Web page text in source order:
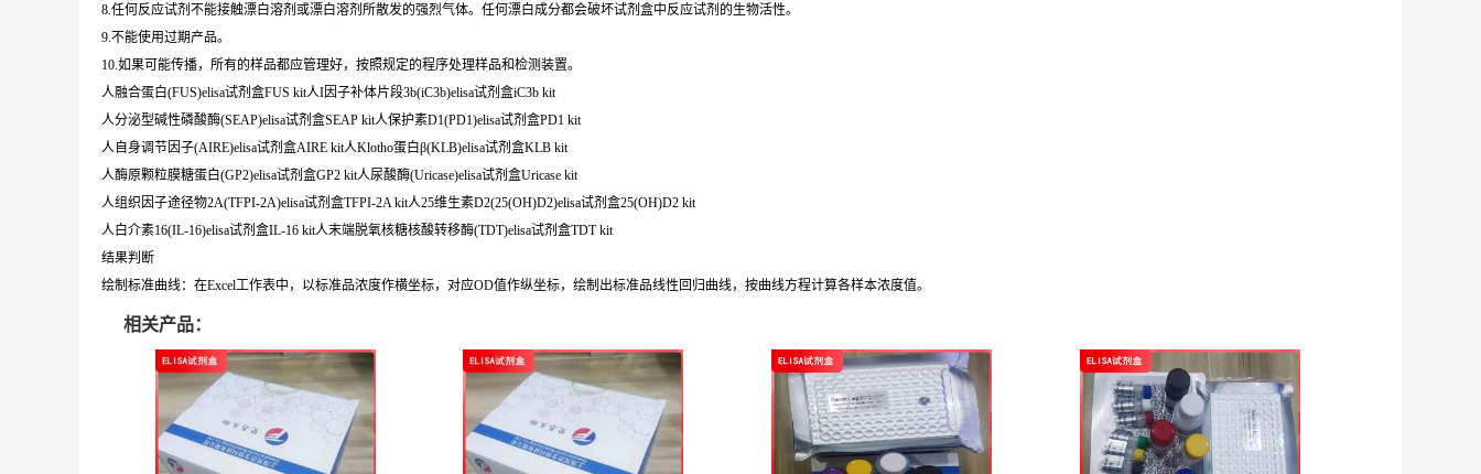
8.任何反应试剂不能接触漂白溶剂或漂白溶剂所散发的强烈气体。任何漂白成分都会破坏试剂盒中反应试剂的生物活性。
9.不能使用过期产品。
10.如果可能传播，所有的样品都应管理好，按照规定的程序处理样品和检测装置。
人融合蛋白(FUS)elisa试剂盒FUS kit人I因子补体片段3b(iC3b)elisa试剂盒iC3b kit
人分泌型碱性磷酸酶(SEAP)elisa试剂盒SEAP kit人保护素D1(PD1)elisa试剂盒PD1 kit
人自身调节因子(AIRE)elisa试剂盒AIRE kit人Klotho蛋白β(KLB)elisa试剂盒KLB kit
人酶原颗粒膜糖蛋白(GP2)elisa试剂盒GP2 kit人尿酸酶(Uricase)elisa试剂盒Uricase kit
人组织因子途径物2A(TFPI-2A)elisa试剂盒TFPI-2A kit人25维生素D2(25(OH)D2)elisa试剂盒25(OH)D2 kit
人白介素16(IL-16)elisa试剂盒IL-16 kit人末端脱氧核糖核酸转移酶(TDT)elisa试剂盒TDT kit
结果判断
绘制标准曲线：在Excel工作表中，以标准品浓度作横坐标，对应OD值作纵坐标，绘制出标准品线性回归曲线，按曲线方程计算各样本浓度值。
相关产品：